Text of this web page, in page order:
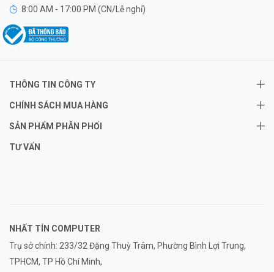
8:00 AM - 17:00 PM (CN/Lễ nghỉ)
THÔNG TIN CÔNG TY
CHÍNH SÁCH MUA HÀNG
SẢN PHẨM PHÂN PHỐI
TƯ VẤN
NHẤT TÍN COMPUTER
Trụ sở chính: 233/32 Đặng Thuỳ Trâm, Phường Bình Lợi Trung,
TPHCM, TP Hồ Chí Minh,